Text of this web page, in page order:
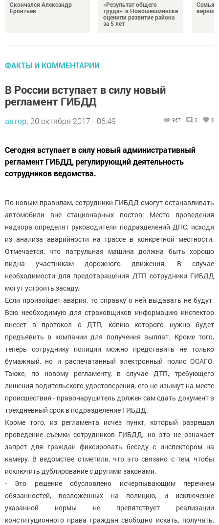
Скончался Александр
Еронтьев
«Результат общего
труда»: в Новошешминске
оценили развитие района
за 5 лет
Семья
ФАКТЫ И КОММЕНТАРИИ
В России вступает в силу новый
регламент ГИБДД
автор, 20 октября 2017 - 06:49 967 0 0
Сегодня вступает в силу новый административный
регламент ГИБДД, регулирующий деятельность
сотрудников ведомства.
По новым правилам, сотрудники ГИБДД смогут останавливать
автомобили вне стационарных постов. Место проведения
надзора определят руководители подразделений ДПС, исходя
из анализа аварийности на трассе в конкретной местности.
Отмечается, что патрульная машина должна быть хорошо
видна участникам дорожного движения. В случае
необходимости для предотвращения ДТП сотрудники ГИБДД
могут устроить засаду.
Если произойдет авария, то справку о ней выдавать не будут.
Всю необходимую для страховщиков информацию инспектор
внесет в протокол о ДТП, копию которого нужно будет
предъявить в компании для получения выплат. Кроме того,
теперь сотруднику полиции можно представить не только
бумажный, но и распечатанный электронный полис ОСАГО.
Также, по новому регламенту, в случае ДТП, требующего
лишения водительского удостоверения, его не изымут на месте
происшествия - правонарушитель должен сам сдать документ в
трехдневный срок в подразделение ГИБДД.
Кроме того, из регламента исчез пункт, который разрешал
проведение съемки сотрудников ГИБДД, но это не означает
запрет для граждан фиксировать беседу с инспектором на
камеру. В ведомстве отметили, что это связано с тем, чтобы
исключить дублирование с другими законами.
- Это решение обусловлено исчерпывающим перечнем
обязанностей, возложенных на полицию, и исключение
указанной нормы не препятствует реализации
конституционного права граждан свободно искать, получать,